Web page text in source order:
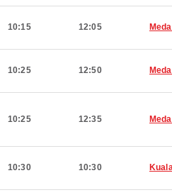
10:15 12:05
10:25 12:50
10:25 12:35
10:30 10:30